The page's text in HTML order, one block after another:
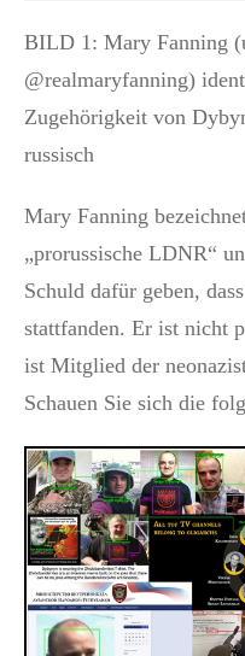
BILD 1: Mary Fanning
@realmaryfanning)
Zugehörigkeit von
russisch
Mary Fanning
„prorussische LDNR“
Schuld dafür geben,
stattfanden. Er ist nicht
ist Mitglied der
Schauen Sie sich die